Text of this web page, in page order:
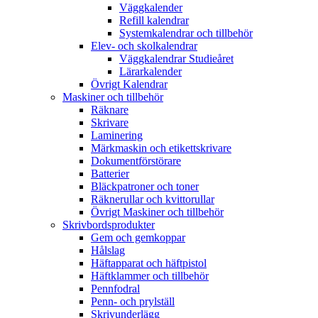
Väggkalender
Refill kalendrar
Systemkalendrar och tillbehör
Elev- och skolkalendrar
Väggkalendrar Studieåret
Lärarkalender
Övrigt Kalendrar
Maskiner och tillbehör
Räknare
Skrivare
Laminering
Märkmaskin och etikettskrivare
Dokumentförstörare
Batterier
Bläckpatroner och toner
Räknerullar och kvittorullar
Övrigt Maskiner och tillbehör
Skrivbordsprodukter
Gem och gemkoppar
Hålslag
Häftapparat och häftpistol
Häftklammer och tillbehör
Pennfodral
Penn- och prylställ
Skrivunderlägg